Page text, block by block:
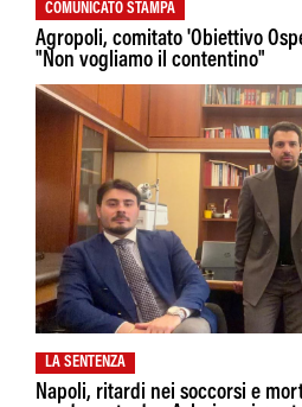
COMUNICATO STAMPA
Agropoli, comitato 'Obiettivo
"Non vogliamo il contentino"
LA SENTENZA
Napoli, ritardi nei soccorsi e